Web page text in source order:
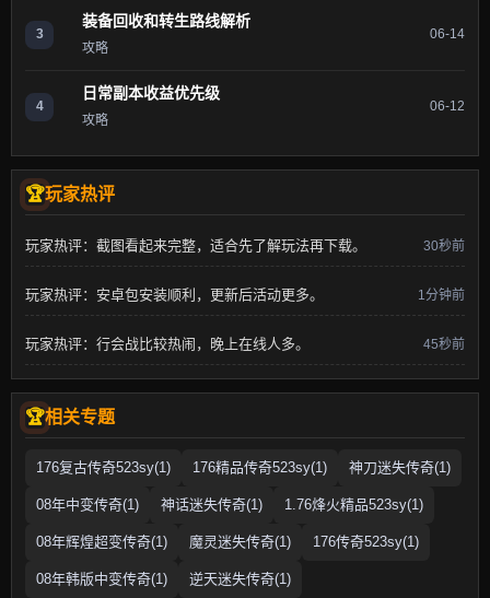
3
装备回收和转生路线解析
攻略
06-14
4
日常副本收益优先级
攻略
06-12
玩家热评
玩家热评：截图看起来完整，适合先了解玩法再下载。 30秒前
玩家热评：安卓包安装顺利，更新后活动更多。 1分钟前
玩家热评：行会战比较热闹，晚上在线人多。 45秒前
相关专题
176复古传奇523sy(1) 176精品传奇523sy(1) 神刀迷失传奇(1)
08年中变传奇(1) 神话迷失传奇(1) 1.76烽火精品523sy(1)
08年辉煌超变传奇(1) 魔灵迷失传奇(1) 176传奇523sy(1)
08年韩版中变传奇(1) 逆天迷失传奇(1)